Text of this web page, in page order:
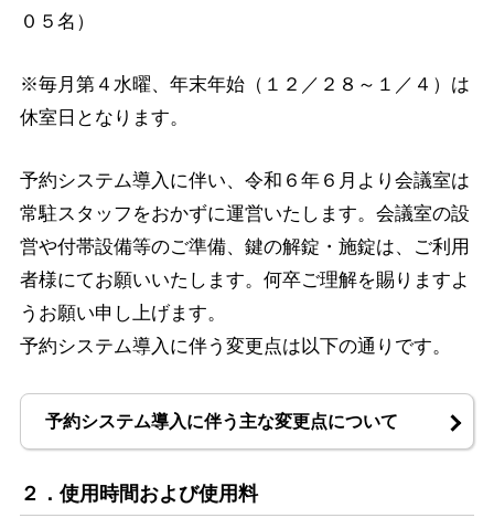
０５名）
※毎月第４水曜、年末年始（１２／２８～１／４）は
休室日となります。
予約システム導入に伴い、令和６年６月より会議室は
常駐スタッフをおかずに運営いたします。会議室の設
営や付帯設備等のご準備、鍵の解錠・施錠は、ご利用
者様にてお願いいたします。何卒ご理解を賜りますよ
うお願い申し上げます。
予約システム導入に伴う変更点は以下の通りです。
予約システム導入に伴う主な変更点について
２．使用時間および使用料